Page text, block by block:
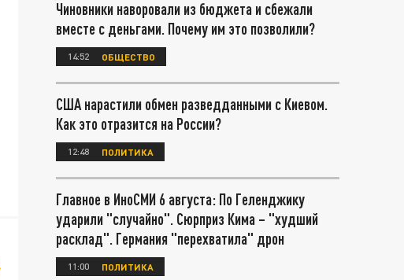
Чиновники наворовали из бюджета и сбежали
вместе с деньгами. Почему им это позволили?
14:52 ОБЩЕСТВО
США нарастили обмен разведданными с Киевом.
Как это отразится на России?
12:48 ПОЛИТИКА
Главное в ИноСМИ 6 августа: По Геленджику
ударили "случайно". Сюрприз Кима – "худший
расклад". Германия "перехватила" дрон
11:00 ПОЛИТИКА